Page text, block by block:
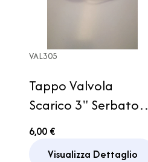
VAL305
Tappo Valvola
Scarico 3" Serbatoio
Acque Grigie Camper
6,00 €
Visualizza Dettaglio